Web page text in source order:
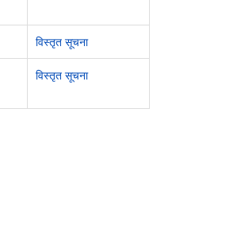
विस्तृत सूचना
विस्तृत सूचना